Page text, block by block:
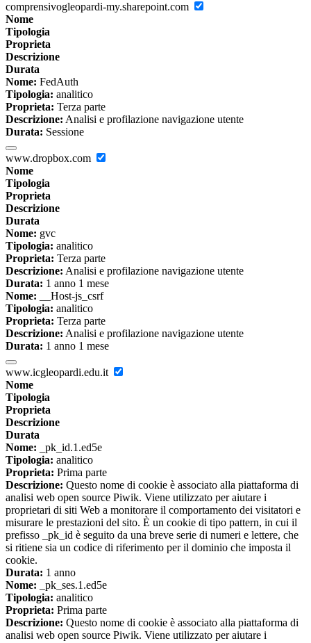
comprensivogleopardi-my.sharepoint.com
Nome
Tipologia
Proprieta
Descrizione
Durata
Nome: FedAuth
Tipologia: analitico
Proprieta: Terza parte
Descrizione: Analisi e profilazione navigazione utente
Durata: Sessione
www.dropbox.com
Nome
Tipologia
Proprieta
Descrizione
Durata
Nome: gvc
Tipologia: analitico
Proprieta: Terza parte
Descrizione: Analisi e profilazione navigazione utente
Durata: 1 anno 1 mese
Nome: __Host-js_csrf
Tipologia: analitico
Proprieta: Terza parte
Descrizione: Analisi e profilazione navigazione utente
Durata: 1 anno 1 mese
www.icgleopardi.edu.it
Nome
Tipologia
Proprieta
Descrizione
Durata
Nome: _pk_id.1.ed5e
Tipologia: analitico
Proprieta: Prima parte
Descrizione: Questo nome di cookie è associato alla piattaforma di
analisi web open source Piwik. Viene utilizzato per aiutare i
proprietari di siti Web a monitorare il comportamento dei visitatori e
misurare le prestazioni del sito. È un cookie di tipo pattern, in cui il
prefisso _pk_id è seguito da una breve serie di numeri e lettere, che
si ritiene sia un codice di riferimento per il dominio che imposta il
cookie.
Durata: 1 anno
Nome: _pk_ses.1.ed5e
Tipologia: analitico
Proprieta: Prima parte
Descrizione: Questo nome di cookie è associato alla piattaforma di
analisi web open source Piwik. Viene utilizzato per aiutare i